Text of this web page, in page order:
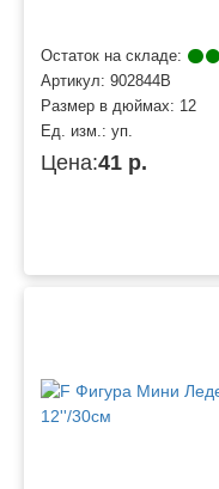
Остаток на складе:
Артикул: 902844B
Размер в дюймах: 12
Ед. изм.: уп.
Цена:41 р.